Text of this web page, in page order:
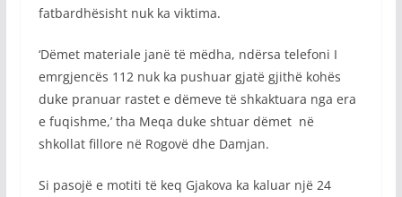
fatbardhësisht nuk ka viktima.
‘Dëmet materiale janë të mëdha, ndërsa telefoni I
emrgjencës 112 nuk ka pushuar gjatë gjithë kohës
duke pranuar rastet e dëmeve të shkaktuara nga era
e fuqishme,’ tha Meqa duke shtuar dëmet në
shkollat fillore në Rogovë dhe Damjan.
Si pasojë e motiti të keq Gjakova ka kaluar një 24